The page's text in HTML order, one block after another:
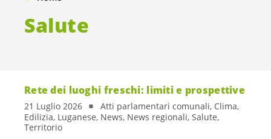
Salute
Rete dei luoghi freschi: limiti e prospettive
21 Luglio 2026
Atti parlamentari comunali, Clima,
Edilizia, Luganese, News, News regionali, Salute,
Territorio